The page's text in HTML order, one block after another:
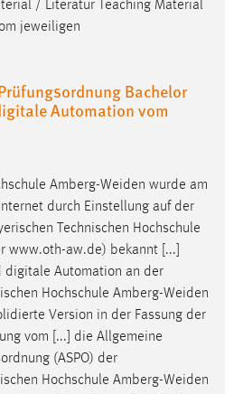
/ Literatur Teaching Material
jeweiligen
Bachelor
Automation vom
Amberg-Weiden wurde am
durch Einstellung auf der
Technischen Hochschule
www.oth-aw.de) bekannt [...]
digitale Automation an der
Hochschule Amberg-Weiden
Version in der Fassung der
vom [...] die Allgemeine
(ASPO) der
Hochschule Amberg-Weiden